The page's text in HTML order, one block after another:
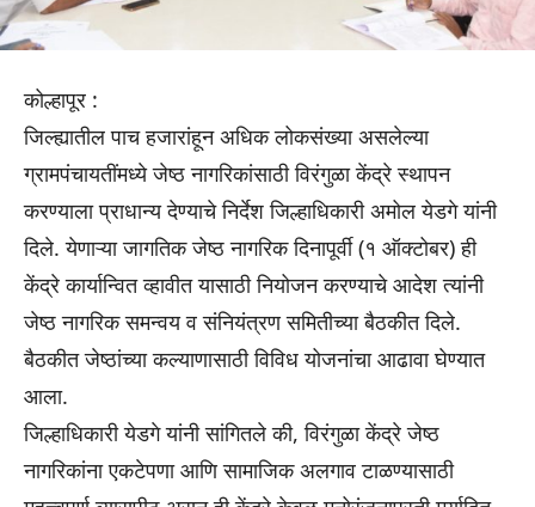
कोल्हापूर :
जिल्ह्यातील पाच हजारांहून अधिक लोकसंख्या असलेल्या
ग्रामपंचायतींमध्ये जेष्ठ नागरिकांसाठी विरंगुळा केंद्रे स्थापन
करण्याला प्राधान्य देण्याचे निर्देश जिल्हाधिकारी अमोल येडगे यांनी
दिले. येणाऱ्या जागतिक जेष्ठ नागरिक दिनापूर्वी (१ ऑक्टोबर) ही
केंद्रे कार्यान्वित व्हावीत यासाठी नियोजन करण्याचे आदेश त्यांनी
जेष्ठ नागरिक समन्वय व संनियंत्रण समितीच्या बैठकीत दिले.
बैठकीत जेष्ठांच्या कल्याणासाठी विविध योजनांचा आढावा घेण्यात
आला.
जिल्हाधिकारी येडगे यांनी सांगितले की, विरंगुळा केंद्रे जेष्ठ
नागरिकांना एकटेपणा आणि सामाजिक अलगाव टाळण्यासाठी